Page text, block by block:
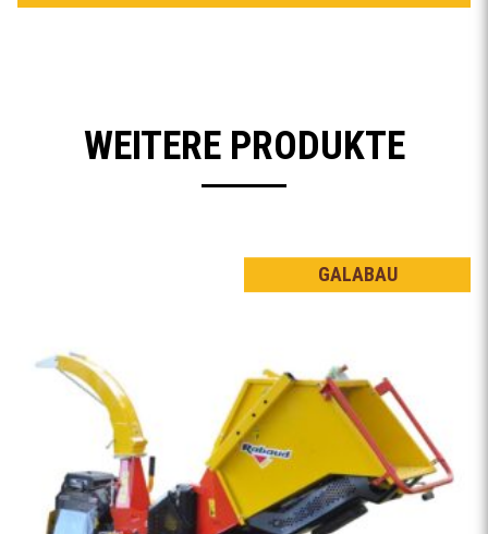
WEITERE PRODUKTE
GALABAU